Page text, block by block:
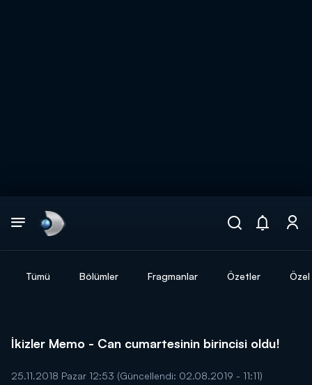
Tümü Bölümler Fragmanlar Özetler
İkizler Memo - Can cumartesinin birincisi oldu!
25.11.2018 Pazar 12:53 (Güncellendi: 02.08.2019 - 11:11)